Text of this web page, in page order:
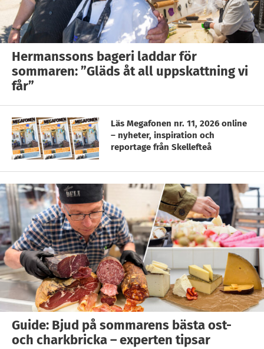
Hermanssons bageri laddar för
sommaren: ”Gläds åt all uppskattning vi
får”
Läs Megafonen nr. 11, 2026 online
– nyheter, inspiration och
reportage från Skellefteå
Guide: Bjud på sommarens bästa ost-
och charkbricka – experten tipsar